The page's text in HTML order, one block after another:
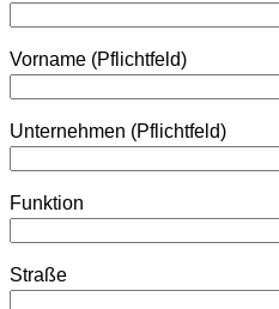
Vorname (Pflichtfeld)
Unternehmen (Pflichtfeld)
Funktion
Straße